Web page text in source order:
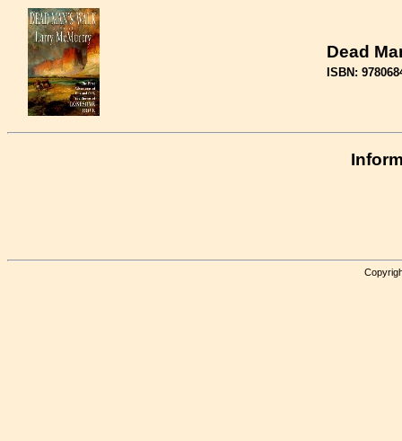
Dead
ISBN: